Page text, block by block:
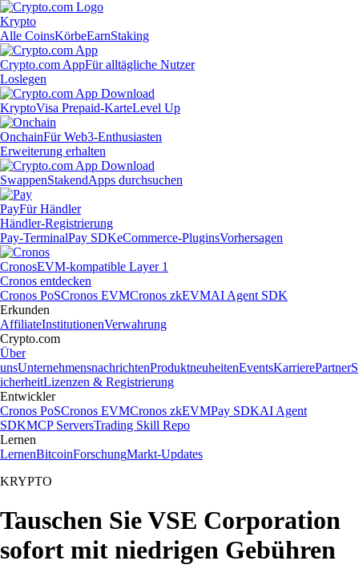
Krypto
Alle CoinsKörbeEarnStaking
Crypto.com AppFür alltägliche Nutzer
Loslegen
KryptoVisa Prepaid-KarteLevel Up
OnchainFür Web3-Enthusiasten
Erweiterung erhalten
SwappenStakendApps durchsuchen
PayFür Händler
Händler-Registrierung
Pay-TerminalPay SDKeCommerce-PluginsVorhersagen
CronosEVM-kompatible Layer 1
Cronos entdecken
Cronos PoSCronos EVMCronos zkEVMAI Agent SDK
Erkunden
AffiliateInstitutionenVerwahrung
Crypto.com
Über
unsUnternehmensnachrichtenProduktneuheitenEventsKarrierePartnerS
icherheitLizenzen & Registrierung
Entwickler
Cronos PoSCronos EVMCronos zkEVMPay SDKAI Agent
SDKMCP ServersTrading Skill Repo
Lernen
LernenBitcoinForschungMarkt-Updates
KRYPTO
Tauschen Sie VSE Corporation
sofort mit niedrigen Gebühren